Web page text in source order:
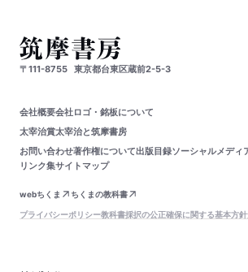
〒111-8755 東京都台東区蔵前2-5-3
会社概要会社ロゴ・銘板について
太宰治賞太宰治と筑摩書房
お問い合わせ著作権について出版目録ソーシャルメディ
リンク集サイトマップ
webちくま
ちくまの教科書
プライバシーポリシー教科書採択の公正確保に関する基本方針